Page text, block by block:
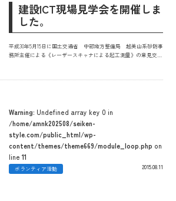
建設ICT現場見学会を開催しま
した。
平成30年5月15日に国土交通省 中部地方整備局 越美山系砂防事
務所主催による《レーザースキャナによる起工測量》の意見交換
Warning: Undefined array key 0 in
/home/amnk202508/seiken-
style.com/public_html/wp-
content/themes/theme669/module_loop.php on
line 11
ボランティア活動 2015.08.11